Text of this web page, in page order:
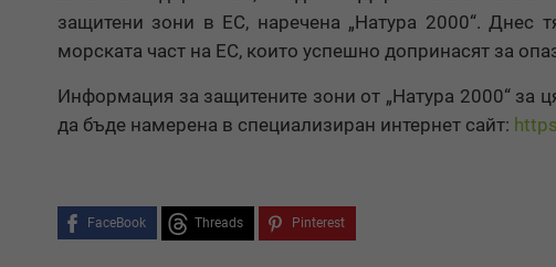
защитени зони в ЕС, наречена „Натура 2000“.
морската част на ЕС, които успешно допринасят за
Информация за защитените зони от „Натура 2000“ за
да бъде намерена в специализиран интернет сайт:
FaceBook Threads Pinterest